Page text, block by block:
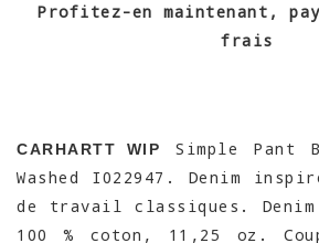
Profitez-en maintenant,
frais
CARHARTT WIP
Simple Pant
Washed I022947. Denim
de travail classiques.
100 % coton, 11,25 oz.